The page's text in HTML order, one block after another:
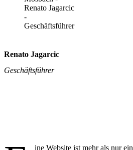
Renato Jagarcic
Geschäftsführer
ine Website ist mehr als nur